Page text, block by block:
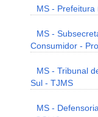
MS -
MS -
Consumidor -
MS - Tribunal
Sul - TJMS
MS -